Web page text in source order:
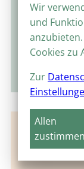
Keine
Hier finden
Wir
und
Cookies zu
Zur
Allen
zustimmen